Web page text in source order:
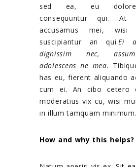
sed ea, eu dolore
consequuntur qui. At
accusamus mei, wisi
suscipiantur an qui.Ei
dignissim nec,
adolescens ne mea.
has eu, fierent aliquando
cum ei. An cibo cetero
moderatius vix cu, wisi
in illum tamquam minimum.
How and why this helps?